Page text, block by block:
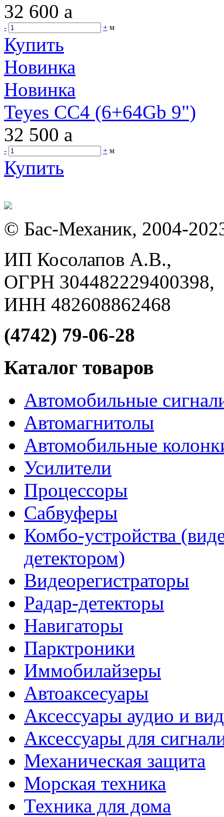
32 600 a
- + м
Купить
Новинка
Новинка
Teyes CC4 (6+64Gb 9")
32 500 a
- + м
Купить
© Бас-Механик, 2004-
ИП Косолапов А.В.,
ОГРН 304482229400398,
ИНН 482608862468
(4742) 79-06-28
Каталог товаров
Автомобильные
Автомагнитолы
Автомобильные
Усилители
Процессоры
Сабвуферы
Комбо-устройства
детектором)
Видеорегистраторы
Радар-детекторы
Навигаторы
Парктроники
Иммобилайзеры
Автоаксесуары
Аксессуары аудио и
Аксессуары для
Механическая защита
Морская техника
Техника для дома